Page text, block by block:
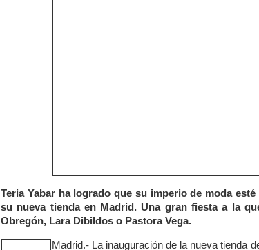
Teria Yabar ha logrado que su imperio de moda
su nueva tienda en Madrid. Una gran fiesta a la
Obregón, Lara Dibildos o Pastora Vega.
Madrid.- La inauguración de la nueva tienda